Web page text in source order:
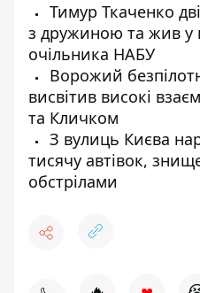
Тимур Ткаченко
з дружиною та жив у
очільника НАБУ
Ворожий
висвітив високі
та Кличком
З вулиць Києва
тисячу автівок,
обстрілами